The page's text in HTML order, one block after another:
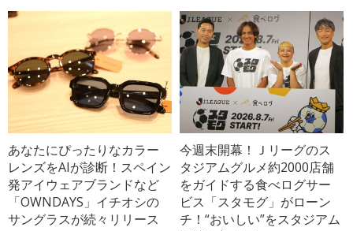
あなたにぴったりなカラー
レンズをAIが診断！スペイン
発アイウェアブランドなど
「OWNDAYS」イチオシの
サングラスが続々リリース
今週末開幕！Ｊリーグのス
タジアムグルメ約2000店舗
をガイドする食べログサー
ビス「スタモグ」がローン
チ！“おいしい”をスタジアム